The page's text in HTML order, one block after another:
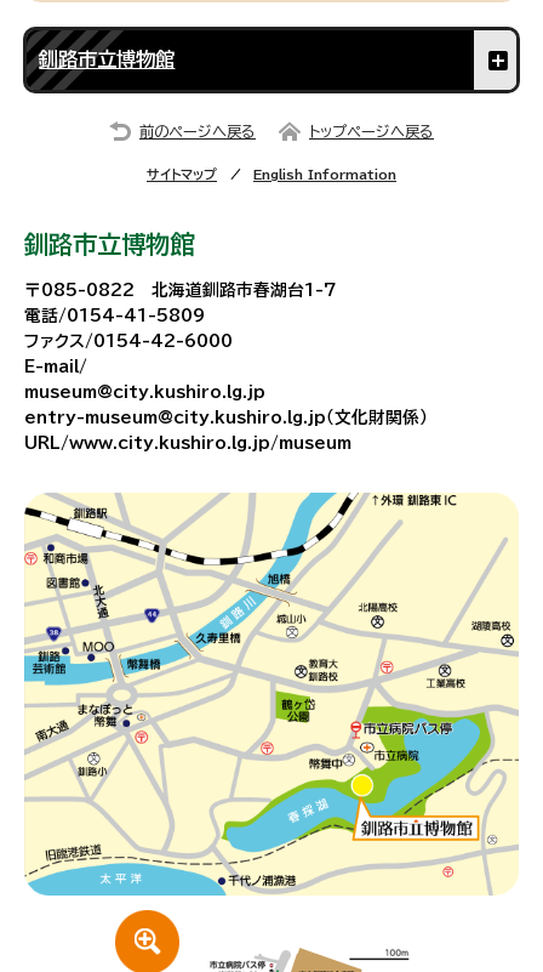
釧路市立博物館
前のページへ戻る トップページへ戻る
サイトマップ English Information
釧路市立博物館
〒085-0822 北海道釧路市春湖台1-7
電話/0154-41-5809
ファクス/0154-42-6000
E-mail/
museum@city.kushiro.lg.jp
entry-museum@city.kushiro.lg.jp（文化財関係）
URL/www.city.kushiro.lg.jp/museum